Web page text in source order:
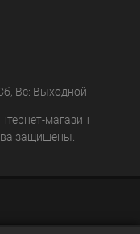
Вс: Выходной
магазин
защищены.